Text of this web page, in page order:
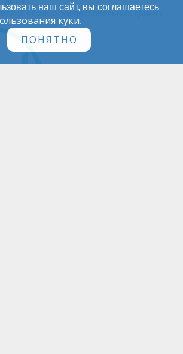
обработки персональных данных
наш сайт, вы соглашаетесь
куки.
ПОНЯТНО